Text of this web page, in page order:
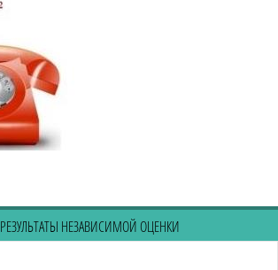
РЕЗУЛЬТАТЫ НЕЗАВИСИМОЙ ОЦЕНКИ